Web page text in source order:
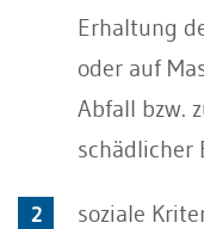
Erhaltung
oder auf
Abfall bzw.
schädlicher
soziale